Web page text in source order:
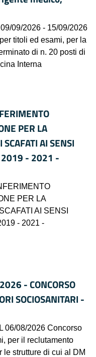
09/2026 - 15/09/2026
titoli ed esami, per la
di n. 20 posti di
Interna
PER LA
AI SENSI
2019 - 2021 -
PER LA
AI SENSI
- 2021 -
- CONCORSO
SOCIOSANITARI -
06/08/2026 Concorso
per il reclutamento
le strutture di cui al DM